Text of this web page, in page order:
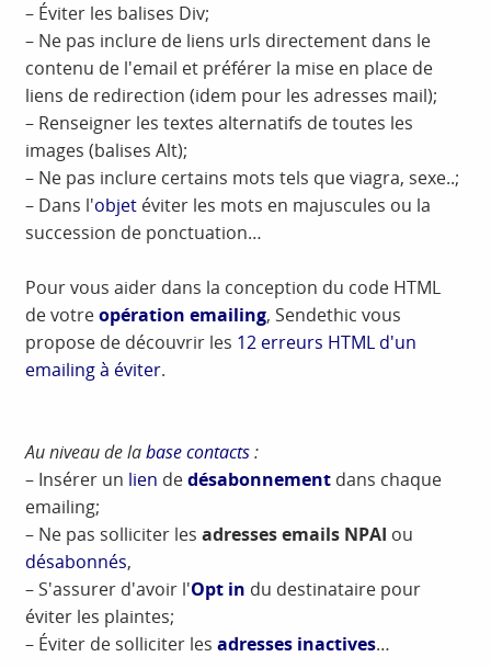
– Éviter les balises Div;
– Ne pas inclure de liens urls directement dans le
contenu de l'email et préférer la mise en place de
liens de redirection (idem pour les adresses mail);
– Renseigner les textes alternatifs de toutes les
images (balises Alt);
– Ne pas inclure certains mots tels que viagra, sexe..;
– Dans l'objet éviter les mots en majuscules ou la
succession de ponctuation…
Pour vous aider dans la conception du code HTML
de votreopération emailing, Sendethic vous
propose de découvrir les 12 erreurs HTML d'un
emailing à éviter.
Au niveau de labase contacts:
– Insérer un lien dedésabonnement dans chaque
emailing;
– Ne pas solliciter lesadresses emails NPAI ou
désabonnés,
– S'assurer d'avoir l'Opt in du destinataire pour
éviter les plaintes;
– Éviter de solliciter lesadresses inactives…